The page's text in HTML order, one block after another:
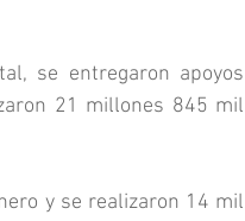
se entregaron apoyos
21 millones 845 mil
y se realizaron 14 mil